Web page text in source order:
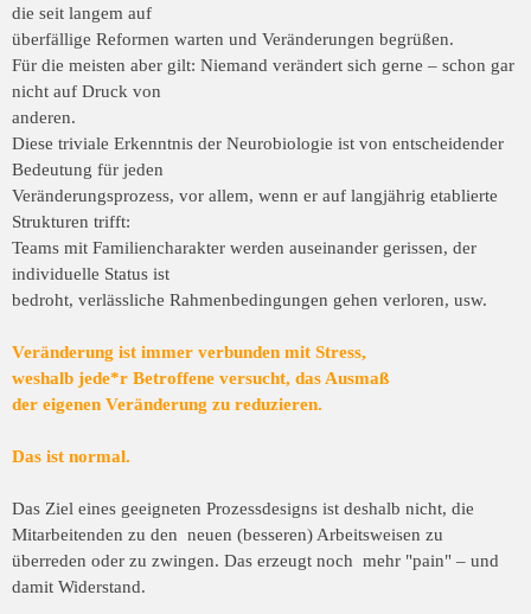
die seit langem auf
überfällige Reformen warten und Veränderungen begrüßen.
Für die meisten aber gilt: Niemand verändert sich gerne – schon gar
nicht auf Druck von
anderen.
Diese triviale Erkenntnis der Neurobiologie ist von entscheidender
Bedeutung für jeden
Veränderungsprozess, vor allem, wenn er auf langjährig etablierte
Strukturen trifft:
Teams mit Familiencharakter werden auseinander gerissen, der
individuelle Status ist
bedroht, verlässliche Rahmenbedingungen gehen verloren, usw.
Veränderung ist immer verbunden mit Stress,
weshalb jede*r Betroffene versucht, das Ausmaß
der eigenen Veränderung zu reduzieren.
Das ist normal.
Das Ziel eines geeigneten Prozessdesigns ist deshalb nicht, die
Mitarbeitenden zu den neuen (besseren) Arbeitsweisen zu
überreden oder zu zwingen. Das erzeugt noch mehr "pain" – und
damit Widerstand.